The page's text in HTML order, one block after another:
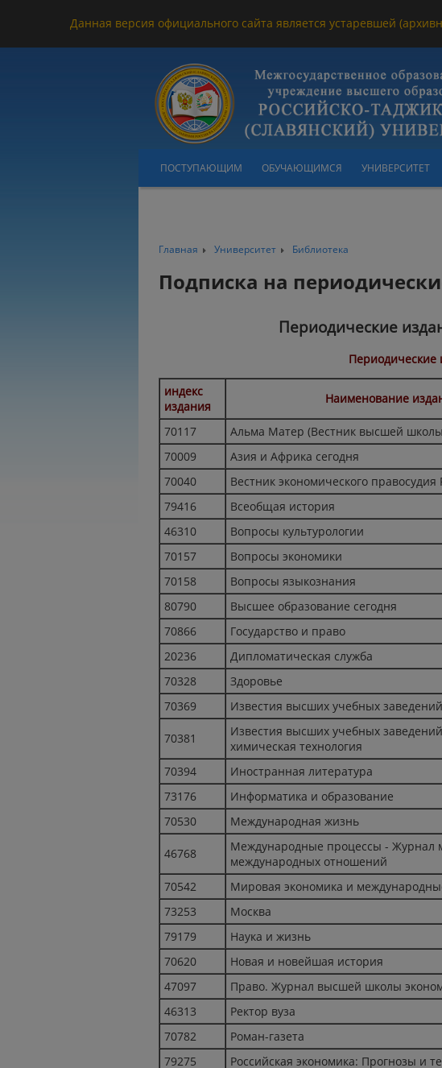
Данная версия официального сайта является устаревшей
ПОСТУПАЮЩИМ ОБУЧАЮЩИМСЯ УНИВЕРСИТЕТ
Главная Университет Библиотека
Подписка на
Периодические
Периодические
индекс
издания
Наименование
70117
Альма Матер (Вестник высшей
70009
Азия и Африка сегодня
70040
Вестник экономического правосудия
79416
Всеобщая история
46310
Вопросы культурологии
70157
Вопросы экономики
70158
Вопросы языкознания
80790
Высшее образование сегодня
70866
Государство и право
20236
Дипломатическая служба
70328
Здоровье
70369
Известия высших учебных
70381
Известия высших учебных
химическая технология
70394 Иностранная литература
73176
Информатика и образование
70530
Международная жизнь
46768
Международные процессы - Журнал
международных отношений
70542 Мировая экономика и
73253
Москва
79179
Наука и жизнь
70620
Новая и новейшая история
47097
Право. Журнал высшей школы
46313
Ректор вуза
70782
Роман-газета
79275
Российская экономика: Прогнозы и